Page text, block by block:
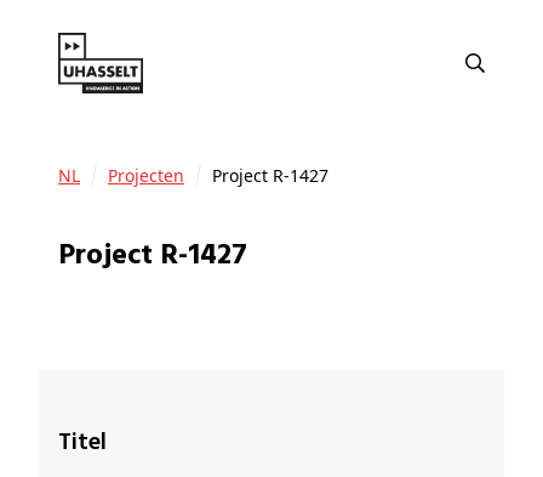
NL Projecten Project R-1427
Project R-1427
Titel